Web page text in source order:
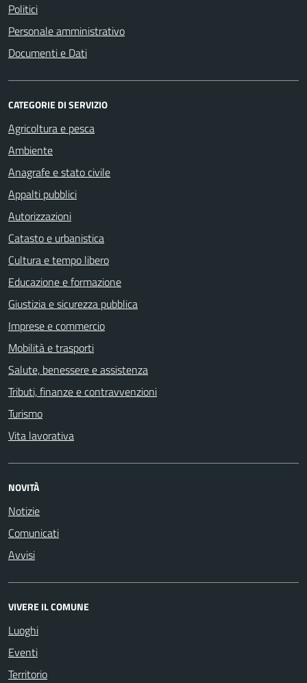
Politici
Personale amministrativo
Documenti e Dati
CATEGORIE DI SERVIZIO
Agricoltura e pesca
Ambiente
Anagrafe e stato civile
Appalti pubblici
Autorizzazioni
Catasto e urbanistica
Cultura e tempo libero
Educazione e formazione
Giustizia e sicurezza pubblica
Imprese e commercio
Mobilità e trasporti
Salute, benessere e assistenza
Tributi, finanze e contravvenzioni
Turismo
Vita lavorativa
NOVITÀ
Notizie
Comunicati
Avvisi
VIVERE IL COMUNE
Luoghi
Eventi
Territorio